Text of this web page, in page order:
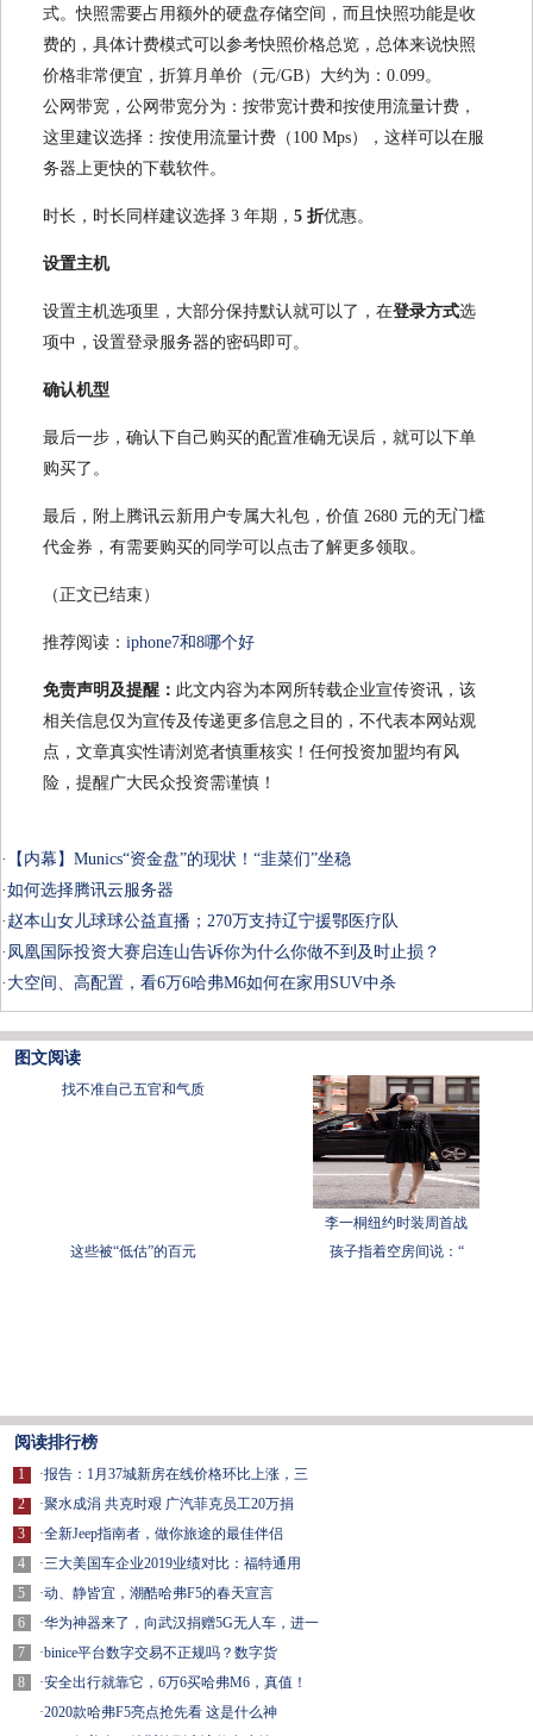
式。快照需要占用额外的硬盘存储空间，而且快照功能是收
费的，具体计费模式可以参考快照价格总览，总体来说快照
价格非常便宜，折算月单价（元/GB）大约为：0.099。
公网带宽，公网带宽分为：按带宽计费和按使用流量计费，
这里建议选择：按使用流量计费（100 Mps），这样可以在服
务器上更快的下载软件。
时长，时长同样建议选择 3 年期， 5 折优惠。
设置主机
设置主机选项里，大部分保持默认就可以了，在登录方式选
项中，设置登录服务器的密码即可。
确认机型
最后一步，确认下自己购买的配置准确无误后，就可以下单
购买了。
最后，附上腾讯云新用户专属大礼包，价值 2680 元的无门槛
代金券，有需要购买的同学可以点击了解更多领取。
（正文已结束）
推荐阅读： iphone7和8哪个好
免责声明及提醒： 此文内容为本网所转载企业宣传资讯，该
相关信息仅为宣传及传递更多信息之目的，不代表本网站观
点，文章真实性请浏览者慎重核实！任何投资加盟均有风
险，提醒广大民众投资需谨慎！
·
【内幕】Munics“资金盘”的现状！“韭菜们”坐稳
·如何选择腾讯云服务器
· 赵本山女儿球球公益直播；270万支持辽宁援鄂医疗队
· 凤凰国际投资大赛启连山告诉你为什么你做不到及时止损？
· 大空间、高配置，看6万6哈弗M6如何在家用SUV中杀
图文阅读
找不准自己五官和气质
李一桐纽约时装周首战
这些被“低估”的百元
孩子指着空房间说：“
阅读排行榜
1
2
3
4
5
6
7
8
·报告：1月37城新房在线价格环比上涨，三
·聚水成涓 共克时艰 广汽菲克员工20万捐
·全新Jeep指南者，做你旅途的最佳伴侣
·三大美国车企业2019业绩对比：福特通用
·动、静皆宜，潮酷哈弗F5的春天宣言
·华为神器来了，向武汉捐赠5G无人车，进一
·binice平台数字交易不正规吗？数字货
·安全出行就靠它，6万6买哈弗M6，真值！
·2020款哈弗F5亮点抢先看 这是什么神